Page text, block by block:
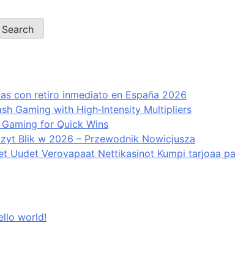
Search
con retiro inmediato en España 2026
Gaming with High‑Intensity Multipliers
for Quick Wins
Blik w 2026 – Przewodnik Nowicjusza
Uudet Verovapaat Nettikasinot Kumpi tarjoaa
world!